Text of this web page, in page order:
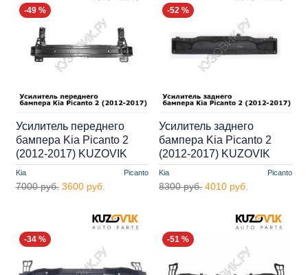
-49 %
Kia Picanto
Усилитель переднего
бампера Kia Picanto 2
(2012-2017) KUZOVIK
7000 руб. 3600 руб.
-52 %
Kia Picanto
Усилитель заднего
бампера Kia Picanto 2
(2012-2017) KUZOVIK
8300 руб. 4010 руб.
-34 % -51 %